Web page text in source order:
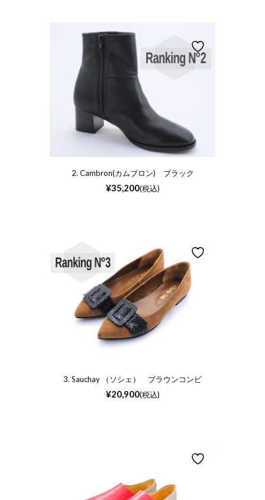
–
¥23,100
2. Cambron(カムブロン) ブラック
¥35,200(税込)
3. Sauchay （ソシェ） ブラウンコンビ
¥20,900(税込)